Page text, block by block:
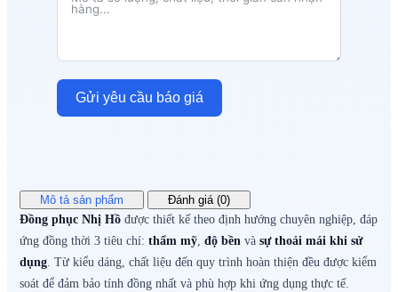
Gửi yêu cầu báo giá
Mô tả sản phẩm
Đánh giá (0)
Đồng phục Nhị Hồ được thiết kế theo định hướng chuyên nghiệp, đáp
ứng đồng thời 3 tiêu chí: thẩm mỹ, độ bền và sự thoải mái khi sử
dụng. Từ kiểu dáng, chất liệu đến quy trình hoàn thiện đều được kiểm
soát để đảm bảo tính đồng nhất và phù hợp khi ứng dụng thực tế.